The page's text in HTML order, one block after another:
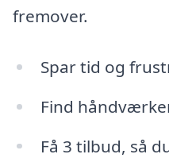
fremover.
Spar tid og
Find
Få 3 tilbud, så